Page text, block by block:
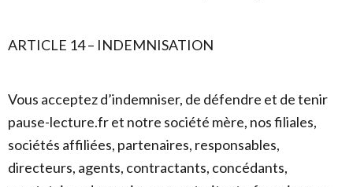
ARTICLE 14 – INDEMNISATION
Vous acceptez d’indemniser, de défendre et de tenir
pause-lecture.fr et notre société mère, nos filiales,
sociétés affiliées, partenaires, responsables,
directeurs, agents, contractants, concédants,